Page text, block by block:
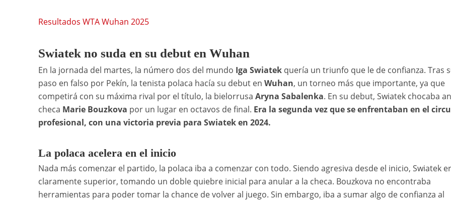
Resultados WTA Wuhan 2025
Swiatek no suda en su debut en Wuhan
En la jornada del martes, la número dos del mundo Iga Swiatekquería un triunfo que le de confianza. Tras
paso en falso por Pekín, la tenista polaca hacía su debut en Wuhan, un torneo más que importante, ya que
competirá con su máxima rival por el título, la bielorrusa Aryna Sabalenka. En su debut, Swiatek chocaba
checa Marie Bouzkova por un lugar en octavos de final. Era la segunda vez que se enfrentaban en el
profesional, con una victoria previa para Swiatek en 2024.
La polaca acelera en el inicio
Nada más comenzar el partido, la polaca iba a comenzar con todo. Siendo agresiva desde el inicio, Swiatek
claramente superior, tomando un doble quiebre inicial para anular a la checa. Bouzkova no encontraba
herramientas para poder tomar la chance de volver al juego. Sin embargo, iba a sumar algo de confianza al